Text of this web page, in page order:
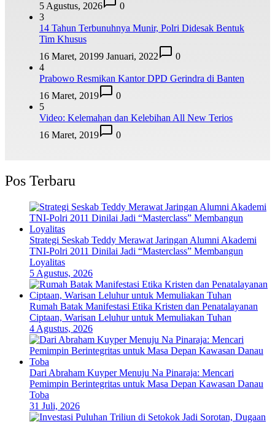
5 Agustus, 2026
0
3
14 Tahun Terbunuhnya Munir, Polri Didesak Bentuk
Tim Khusus
16 Maret, 20199 Januari, 2022
0
4
Prabowo Resmikan Kantor DPD Gerindra di Banten
16 Maret, 2019
0
5
Video: Kelemahan dan Kelebihan All New Terios
16 Maret, 2019
0
Pos Terbaru
Strategi Seskab Teddy Merawat Jaringan Alumni Akademi
TNI-Polri 2011 Dinilai Jadi “Masterclass” Membangun
Loyalitas
5 Agustus, 2026
Rumah Batak Manifestasi Etika Kristen dan Penatalayanan
Ciptaan, Warisan Leluhur untuk Memuliakan Tuhan
4 Agustus, 2026
Dari Abraham Kuyper Menuju Na Pinaraja: Mencari
Pemimpin Berintegritas untuk Masa Depan Kawasan Danau
Toba
31 Juli, 2026